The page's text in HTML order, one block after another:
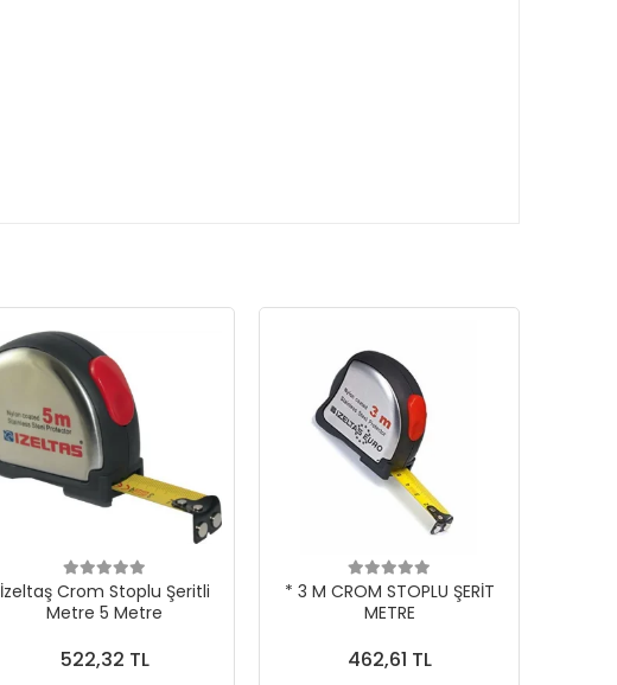
İzeltaş Crom Stoplu Şeritli
Metre 5 Metre
522,32 TL
* 3 M CROM STOPLU ŞERİT
METRE
462,61 TL